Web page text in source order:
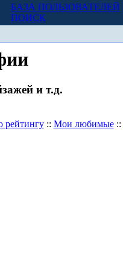
БАЗА ПОЛЬЗОВАТЕЛЕЙ
ПОИСК
и т.д.
рейтингу:: Мои любимые::